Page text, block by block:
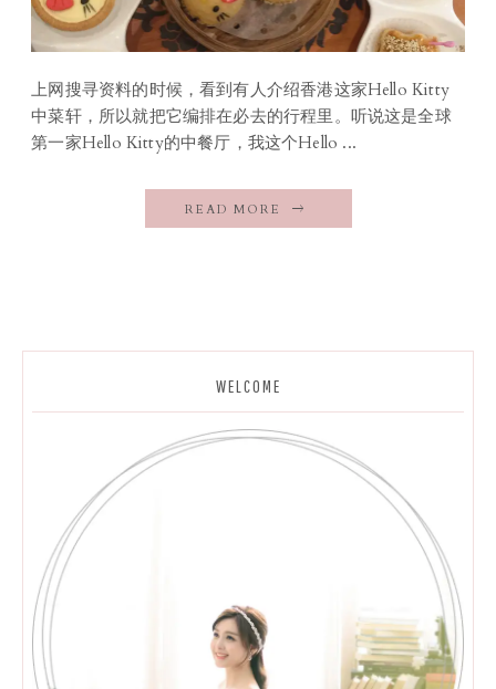
上网搜寻资料的时候，看到有人介绍香港这家Hello Kitty
中菜轩，所以就把它编排在必去的行程里。听说这是全球
第一家Hello Kitty的中餐厅，我这个Hello ...
READ MORE
WELCOME